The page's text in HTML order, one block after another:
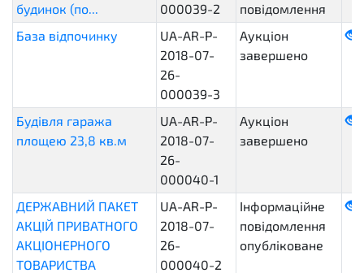
будинок (по...
000039-2
повідомлення
База відпочинку
UA-AR-P-
2018-07-
26-
000039-3
Аукціон
завершено
Будівля гаража
площею 23,8 кв.м
UA-AR-P-
2018-07-
26-
000040-1
Аукціон
завершено
ДЕРЖАВНИЙ ПАКЕТ
АКЦІЙ ПРИВАТНОГО
АКЦІОНЕРНОГО
ТОВАРИСТВА
UA-AR-P-
2018-07-
26-
000040-2
Інформаційне
повідомлення
опубліковане